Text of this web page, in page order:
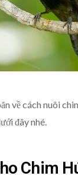
về cách nuôi
đây nhé.
Chim